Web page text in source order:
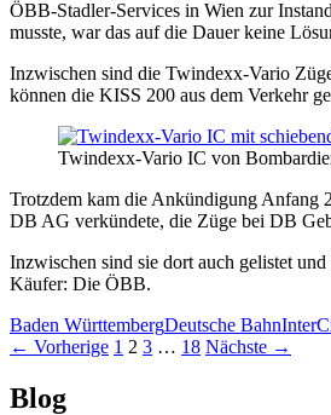
ÖBB-Stadler-Services in Wien zur
musste, war das auf die Dauer keine
Inzwischen sind die Twindexx-Vario
können die KISS 200 aus dem Verkehr
Twindexx-Vario IC von
Trotzdem kam die Ankündigung Anfang
DB AG verkündete, die Züge bei DB
Inzwischen sind sie dort auch gelistet und
Käufer: Die ÖBB.
Baden WürttembergDeutsche Bahn
Beitragsnavigation
← Vorherige 1 2 3 … 18 Nächste →
Blog